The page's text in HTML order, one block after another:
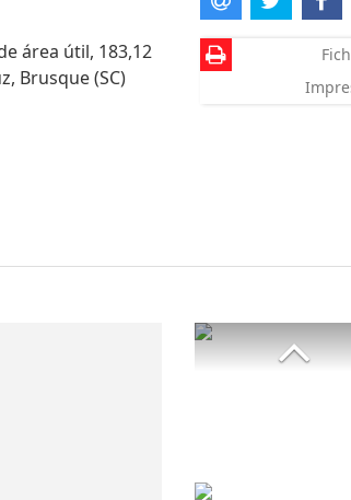
área útil, 183,12
Brusque (SC)